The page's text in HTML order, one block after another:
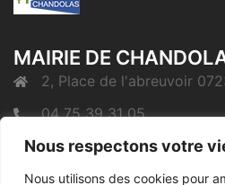
Nous respectons votre
Nous utilisons des cookies pour
MAIRIE DE
2, Place de l'abreuvoir
04 75 39 31 05
mairie@chandolas.fr